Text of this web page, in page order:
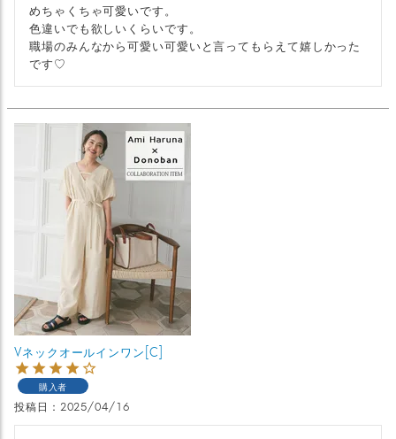
めちゃくちゃ可愛いです。
色違いでも欲しいくらいです。
職場のみんなから可愛い可愛いと言ってもらえて嬉しかった
です♡
Vネックオールインワン[C]
購入者
投稿日 2025/04/16